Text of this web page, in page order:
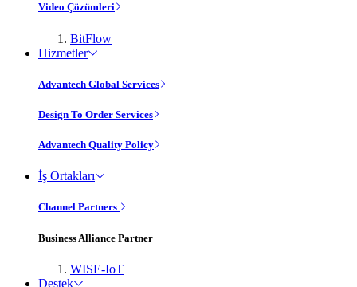
Video Çözümleri
BitFlow
Hizmetler
Advantech Global Services
Design To Order Services
Advantech Quality Policy
İş Ortakları
Channel Partners
Business Alliance Partner
WISE-IoT
Destek